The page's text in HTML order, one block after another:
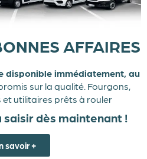
AFFAIRES
disponible immédiatement, au
sur la qualité. Fourgons,
utilitaires prêts à rouler
dès maintenant !
savoir +